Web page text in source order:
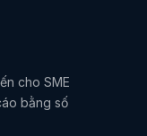
cho SME
bằng số